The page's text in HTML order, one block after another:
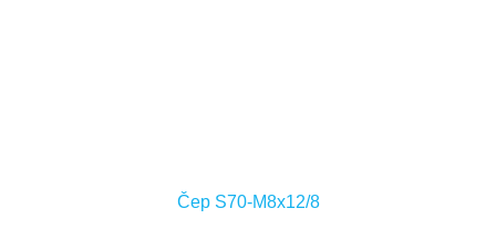
Čep S70-M8x12/8